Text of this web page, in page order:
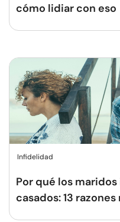
cómo lidiar con eso
Infidelidad
Por qué los
casados: 13